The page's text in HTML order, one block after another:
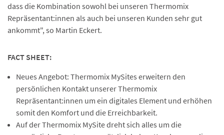
dass die Kombination sowohl bei unseren Thermomix
Repräsentant:innen als auch bei unseren Kunden sehr gut
ankommt", so Martin Eckert.
FACT SHEET:
Neues Angebot: Thermomix MySites erweitern den
persönlichen Kontakt unserer Thermomix
Repräsentant:innen um ein digitales Element und erhöhen
somit den Komfort und die Erreichbarkeit.
Auf der Thermomix MySite dreht sich alles um die